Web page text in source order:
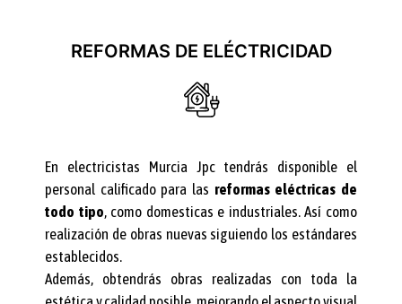
REFORMAS DE ELÉCTRICIDAD
En electricistas Murcia Jpc tendrás disponible el
personal calificado para las reformas eléctricas de
todo tipo, como domesticas e industriales. Así como
realización de obras nuevas siguiendo los estándares
establecidos.
Además, obtendrás obras realizadas con toda la